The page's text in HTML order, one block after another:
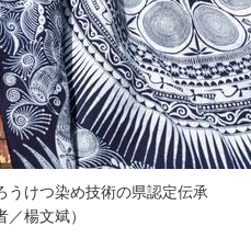
うけつ染め技術の県認定伝承
楊文斌）